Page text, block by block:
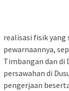
realisasi fisik yang
pewarnaannya,
Timbangan dan di
persawahan di
pengerjaan